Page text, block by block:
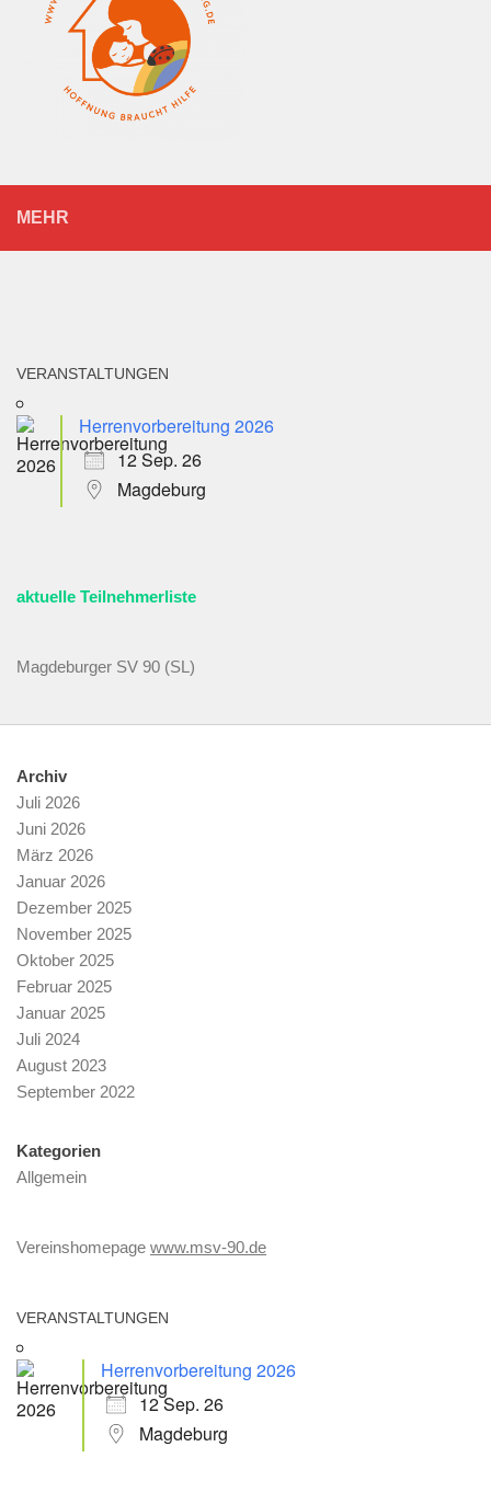
MEHR
VERANSTALTUNGEN
Herrenvorbereitung 2026
12 Sep. 26
Magdeburg
aktuelle Teilnehmerliste
Magdeburger SV 90 (SL)
Archiv
Juli 2026
Juni 2026
März 2026
Januar 2026
Dezember 2025
November 2025
Oktober 2025
Februar 2025
Januar 2025
Juli 2024
August 2023
September 2022
Kategorien
Allgemein
Vereinshomepage www.msv-90.de
VERANSTALTUNGEN
Herrenvorbereitung 2026
12 Sep. 26
Magdeburg